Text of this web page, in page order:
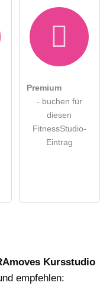
Premium
- buchen für
diesen
FitnessStudio-
Eintrag
Kursstudio
empfehlen: